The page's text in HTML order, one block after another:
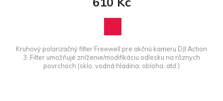
Kruhový polarizačný filter Freewell pre akčnú kameru DJI Action
3. Filter umožňuje zníženie/modifikáciu odlesku na rôznych
povrchoch (sklo, vodná hladina, obloha, atď.)